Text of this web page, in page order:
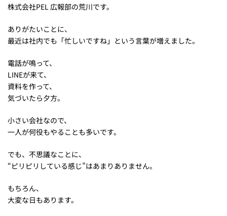
株式会社PEL 広報部の荒川です。
ありがたいことに、
最近は社内でも「忙しいですね」という言葉が増えました。
電話が鳴って、
LINEが来て、
資料を作って、
気づいたら夕方。
小さい会社なので、
一人が何役もやることも多いです。
でも、不思議なことに、
“ピリピリしている感じ”はあまりありません。
もちろん、
大変な日もあります。